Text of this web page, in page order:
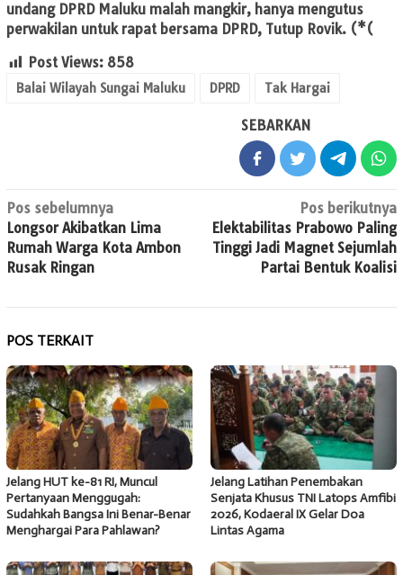
undang DPRD Maluku malah mangkir, hanya mengutus
perwakilan untuk rapat bersama DPRD, Tutup Rovik. (*(
Post Views: 858
Balai Wilayah Sungai Maluku DPRD Tak Hargai
SEBARKAN
Navigasi
pos
Pos sebelumnya
Longsor Akibatkan Lima
Rumah Warga Kota Ambon
Rusak Ringan
Pos berikutnya
Elektabilitas Prabowo Paling
Tinggi Jadi Magnet Sejumlah
Partai Bentuk Koalisi
POS TERKAIT
Jelang HUT ke-81 RI, Muncul
Pertanyaan Menggugah:
Sudahkah Bangsa Ini Benar-Benar
Menghargai Para Pahlawan?
Jelang Latihan Penembakan
Senjata Khusus TNI Latops Amfibi
2026, Kodaeral IX Gelar Doa
Lintas Agama